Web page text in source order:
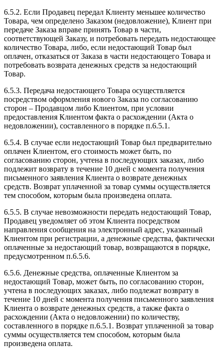
6.5.2. Если Продавец передал Клиенту меньшее количество
Товара, чем определено Заказом (недовложение), Клиент при
передаче Заказа вправе принять Товар в части,
соответствующей Заказу, и потребовать передать недостающее
количество Товара, либо, если недостающий Товар был
оплачен, отказаться от Заказа в части недостающего Товара и
потребовать возврата денежных средств за недостающий
Товар.
6.5.3. Передача недостающего Товара осуществляется
посредством оформления нового Заказа по согласованию
сторон – Продавцом либо Клиентом, при условии
предоставления Клиентом факта о расхождении (Акта о
недовложении), составленного в порядке п.6.5.1.
6.5.4. В случае если недостающий Товар был предварительно
оплачен Клиентом, его стоимость может быть, по
согласованию сторон, учтена в последующих заказах, либо
подлежит возврату в течение 10 дней с момента получения
письменного заявления Клиента о возврате денежных
средств. Возврат уплаченной за товар суммы осуществляется
тем способом, которым была произведена оплата.
6.5.5. В случае невозможности передать недостающий Товар,
Продавец уведомляет об этом Клиента посредством
направления сообщения на электронный адрес, указанный
Клиентом при регистрации, а денежные средства, фактически
оплаченные за недостающий товар, возвращаются в порядке,
предусмотренном п.6.5.6.
6.5.6. Денежные средства, оплаченные Клиентом за
недостающий Товар, может быть, по согласованию сторон,
учтена в последующих заказах, либо подлежат возврату в
течение 10 дней с момента получения письменного заявления
Клиента о возврате денежных средств, а также факта о
расхождении (Акта о недовложении) по количеству,
составленного в порядке п.6.5.1. Возврат уплаченной за товар
суммы осуществляется тем способом, которым была
произведена оплата.